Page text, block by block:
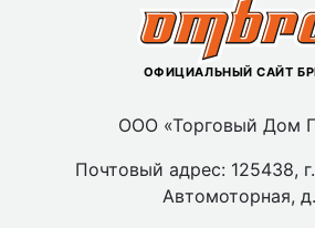
ОФИЦИАЛЬНЫЙ САЙТ
ООО «Торговый Дом
Почтовый адрес: 125438,
Автомоторная,